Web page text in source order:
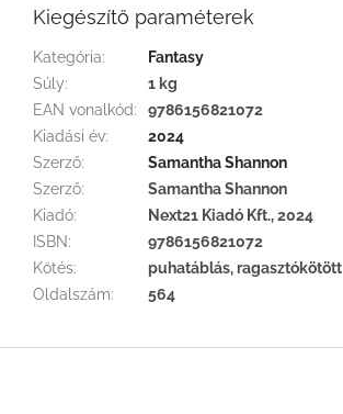
Kiegészítő paraméterek
Kategória:
Fantasy
Súly:
1 kg
EAN vonalkód:
9786156821072
Kiadási év:
2024
Szerző:
Samantha Shannon
Szerző:
Samantha Shannon
Kiadó:
Next21 Kiadó Kft., 2024
ISBN:
9786156821072
Kötés:
puhatáblás, ragasztókötött
Oldalszám: 564